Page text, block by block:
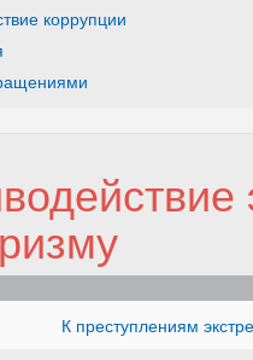
коррупции
К преступлениям